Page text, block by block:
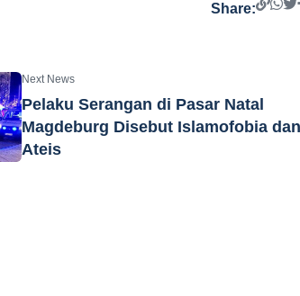
Share:
Next News
Pelaku Serangan di Pasar Natal
Magdeburg Disebut Islamofobia
Ateis